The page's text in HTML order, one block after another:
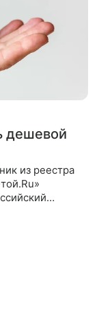
дешевой
из реестра